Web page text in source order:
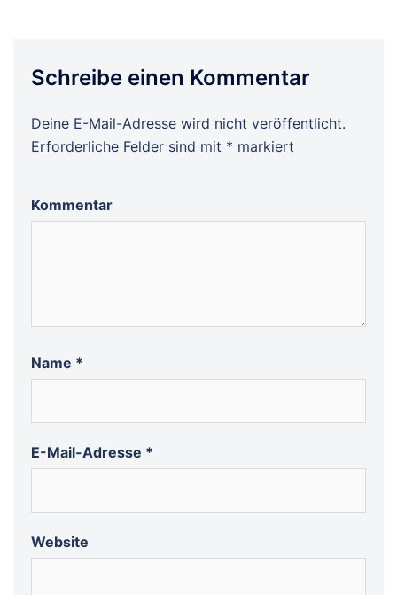
Schreibe einen Kommentar
Deine E-Mail-Adresse wird nicht veröffentlicht.
Erforderliche Felder sind mit * markiert
Kommentar
Name *
E-Mail-Adresse *
Website